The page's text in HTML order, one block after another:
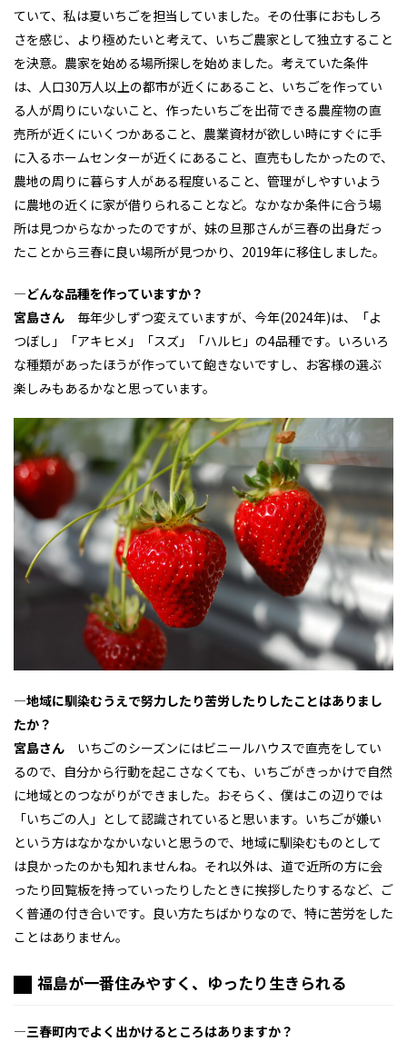
ていて、私は夏いちごを担当していました。その仕事におもしろ
さを感じ、より極めたいと考えて、いちご農家として独立すること
を決意。農家を始める場所探しを始めました。考えていた条件
は、人口30万人以上の都市が近くにあること、いちごを作ってい
る人が周りにいないこと、作ったいちごを出荷できる農産物の直
売所が近くにいくつかあること、農業資材が欲しい時にすぐに手
に入るホームセンターが近くにあること、直売もしたかったので、
農地の周りに暮らす人がある程度いること、管理がしやすいよう
に農地の近くに家が借りられることなど。なかなか条件に合う場
所は見つからなかったのですが、妹の旦那さんが三春の出身だっ
たことから三春に良い場所が見つかり、2019年に移住しました。
―どんな品種を作っていますか？
宮島さん 毎年少しずつ変えていますが、今年(2024年)は、「よ
つぼし」「アキヒメ」「スズ」「ハルヒ」の4品種です。いろいろ
な種類があったほうが作っていて飽きないですし、お客様の選ぶ
楽しみもあるかなと思っています。
―地域に馴染むうえで努力したり苦労したりしたことはありまし
たか？
宮島さん いちごのシーズンにはビニールハウスで直売をしてい
るので、自分から行動を起こさなくても、いちごがきっかけで自然
に地域とのつながりができました。おそらく、僕はこの辺りでは
「いちごの人」として認識されていると思います。いちごが嫌い
という方はなかなかいないと思うので、地域に馴染むものとして
は良かったのかも知れませんね。それ以外は、道で近所の方に会
ったり回覧板を持っていったりしたときに挨拶したりするなど、ご
く普通の付き合いです。良い方たちばかりなので、特に苦労をした
ことはありません。
福島が一番住みやすく、ゆったり生きられる
―三春町内でよく出かけるところはありますか？